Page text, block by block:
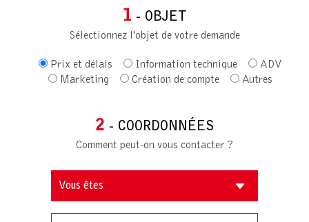
1 - OBJET
Sélectionnez l'objet de votre demande
Prix et délais Information technique
ADV
Marketing
Création de compte Autres
2 - COORDONNÉES
Comment peut-on vous contacter ?